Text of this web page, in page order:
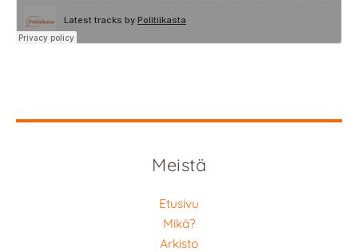
Meistä
Etusivu
Mikä?
Arkisto